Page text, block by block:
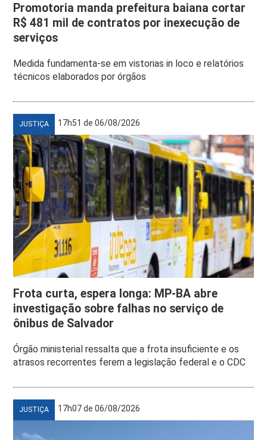
Promotoria manda prefeitura baiana cortar
R$ 481 mil de contratos por inexecução de
serviços
Medida fundamenta-se em vistorias in loco e relatórios
técnicos elaborados por órgãos
JUSTIÇA 17h51 de 06/08/2026
Frota curta, espera longa: MP-BA abre
investigação sobre falhas no serviço de
ônibus de Salvador
Órgão ministerial ressalta que a frota insuficiente e os
atrasos recorrentes ferem a legislação federal e o CDC
JUSTIÇA 17h07 de 06/08/2026